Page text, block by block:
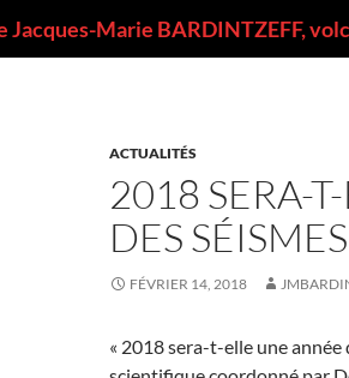
Marie BARDINTZEFF,
ACTUALITÉS
2018 SERA-
DES
FÉVRIER 14, 2018
« 2018 sera-t-elle une année